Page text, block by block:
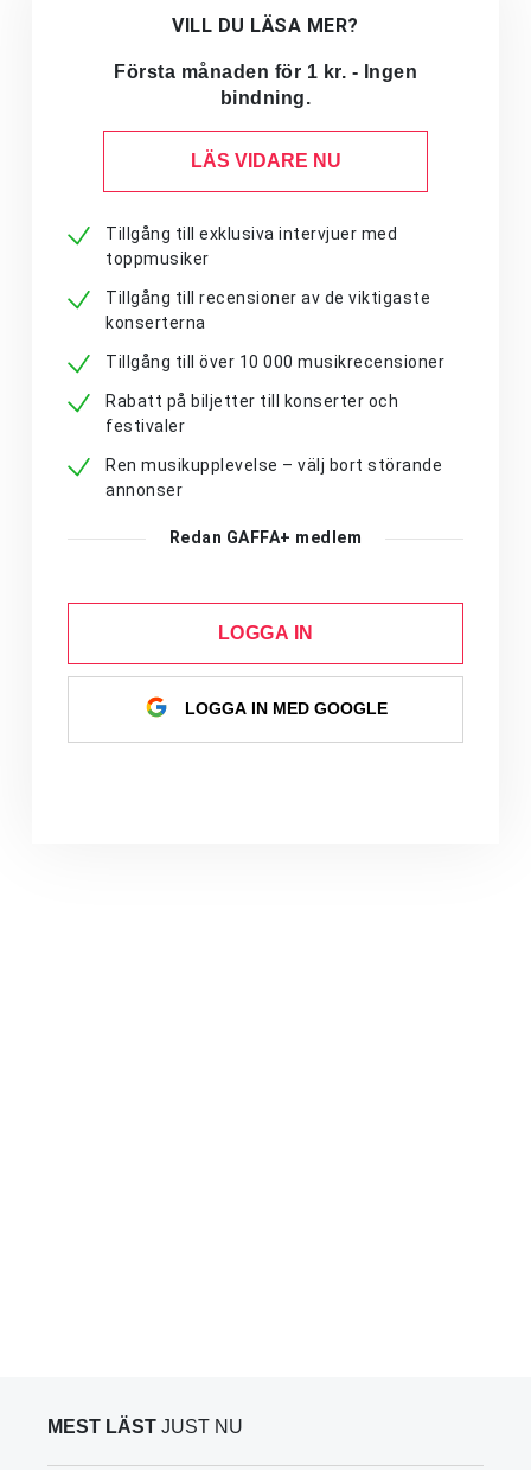
VILL DU LÄSA MER?
Första månaden för 1 kr. - Ingen
bindning.
LÄS VIDARE NU
Tillgång till exklusiva intervjuer med
toppmusiker
Tillgång till recensioner av de viktigaste
konserterna
Tillgång till över 10 000 musikrecensioner
Rabatt på biljetter till konserter och
festivaler
Ren musikupplevelse – välj bort störande
annonser
Redan GAFFA+ medlem
LOGGA IN
LOGGA IN MED GOOGLE
MEST LÄST JUST NU